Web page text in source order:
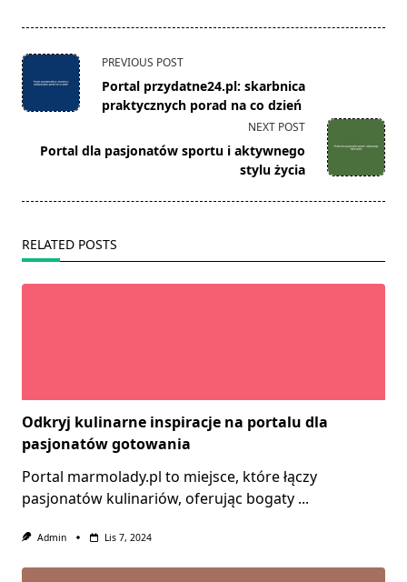
<span
class="nav-
subtitle
reader-
PREVIOUS POST
Portal przydatne24.pl: skarbnica
praktycznych porad na co dzień
NEXT POST
Portal dla pasjonatów sportu i aktywnego
stylu życia
RELATED POSTS
Odkryj kulinarne inspiracje na portalu dla
pasjonatów gotowania
Portal marmolady.pl to miejsce, które łączy
pasjonatów kulinariów, oferując bogaty ...
Admin Lis 7, 2024